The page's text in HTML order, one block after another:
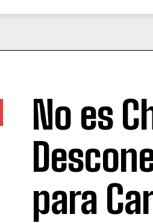
No es
para